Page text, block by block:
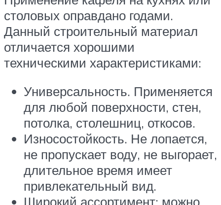
столовых оправдано годами.
Данный строительный материал
отличается хорошими
техническими характеристиками:
Универсальность. Применяется
для любой поверхности, стен,
потолка, столешниц, откосов.
Износостойкость. Не лопается,
не пропускает воду, не выгорает,
длительное время имеет
привлекательный вид.
Широкий ассортимент: можно